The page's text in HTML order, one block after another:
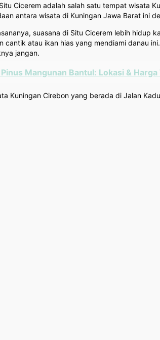
Cicerem adalah salah satu tempat wisata
antara wisata di Kuningan Jawa Barat ini
suasana di Situ Cicerem lebih hidup
cantik atau ikan hias yang mendiami danau
jangan.
Mangunan Bantul: Lokasi &
Kuningan Cirebon yang berada di Jalan